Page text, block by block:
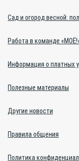
Сад и огород весной:
Работа в команде
Информация о платных
Полезные материалы
Другие новости
Правила общения
Политика